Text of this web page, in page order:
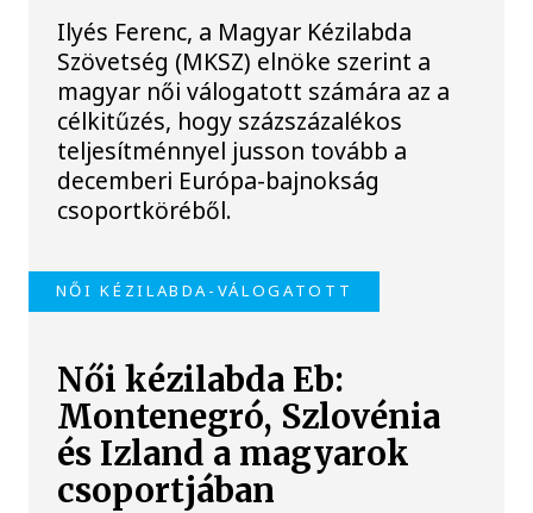
Ilyés Ferenc, a Magyar Kézilabda
Szövetség (MKSZ) elnöke szerint a
magyar női válogatott számára az a
célkitűzés, hogy százszázalékos
teljesítménnyel jusson tovább a
decemberi Európa-bajnokság
csoportköréből.
NŐI KÉZILABDA-VÁLOGATOTT
Női kézilabda Eb:
Montenegró, Szlovénia
és Izland a magyarok
csoportjában